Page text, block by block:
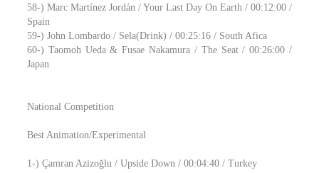
58-) Marc Martínez Jordán / Your Last Day On Earth / 00:12:00 /
Spain
59-) John Lombardo / Sela(Drink) / 00:25:16 / South Afica
60-) Taomoh Ueda & Fusae Nakamura / The Seat / 00:26:00 /
Japan
National Competition
Best Animation/Experimental
1-) Çamran Azizoğlu / Upside Down / 00:04:40 / Turkey